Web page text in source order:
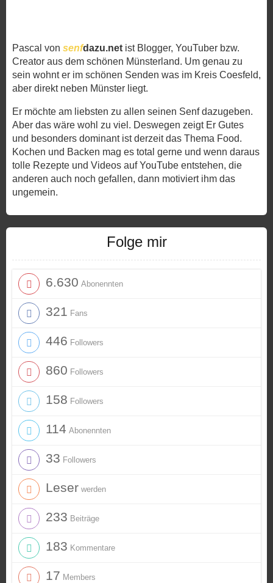
Pascal von senfdazu.net ist Blogger, YouTuber bzw.
Creator aus dem schönen Münsterland. Um genau zu
sein wohnt er im schönen Senden was im Kreis Coesfeld,
aber direkt neben Münster liegt.
Er möchte am liebsten zu allen seinen Senf dazugeben.
Aber das wäre wohl zu viel. Deswegen zeigt Er Gutes
und besonders dominant ist derzeit das Thema Food.
Kochen und Backen mag es total gerne und wenn daraus
tolle Rezepte und Videos auf YouTube entstehen, die
anderen auch noch gefallen, dann motiviert ihm das
ungemein.
Folge mir
6.630 Abonennten
321 Fans
446 Followers
860 Followers
158 Followers
114 Abonennten
33 Followers
Leser werden
233 Beiträge
183 Kommentare
17 Members